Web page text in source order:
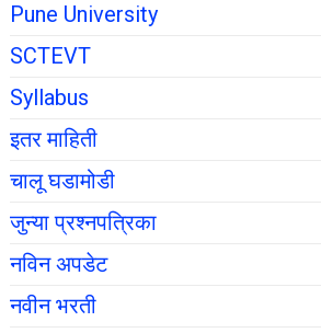
Pune University
SCTEVT
Syllabus
इतर माहिती
चालू घडामोडी
जुन्या प्रश्नपत्रिका
नविन अपडेट
नवीन भरती